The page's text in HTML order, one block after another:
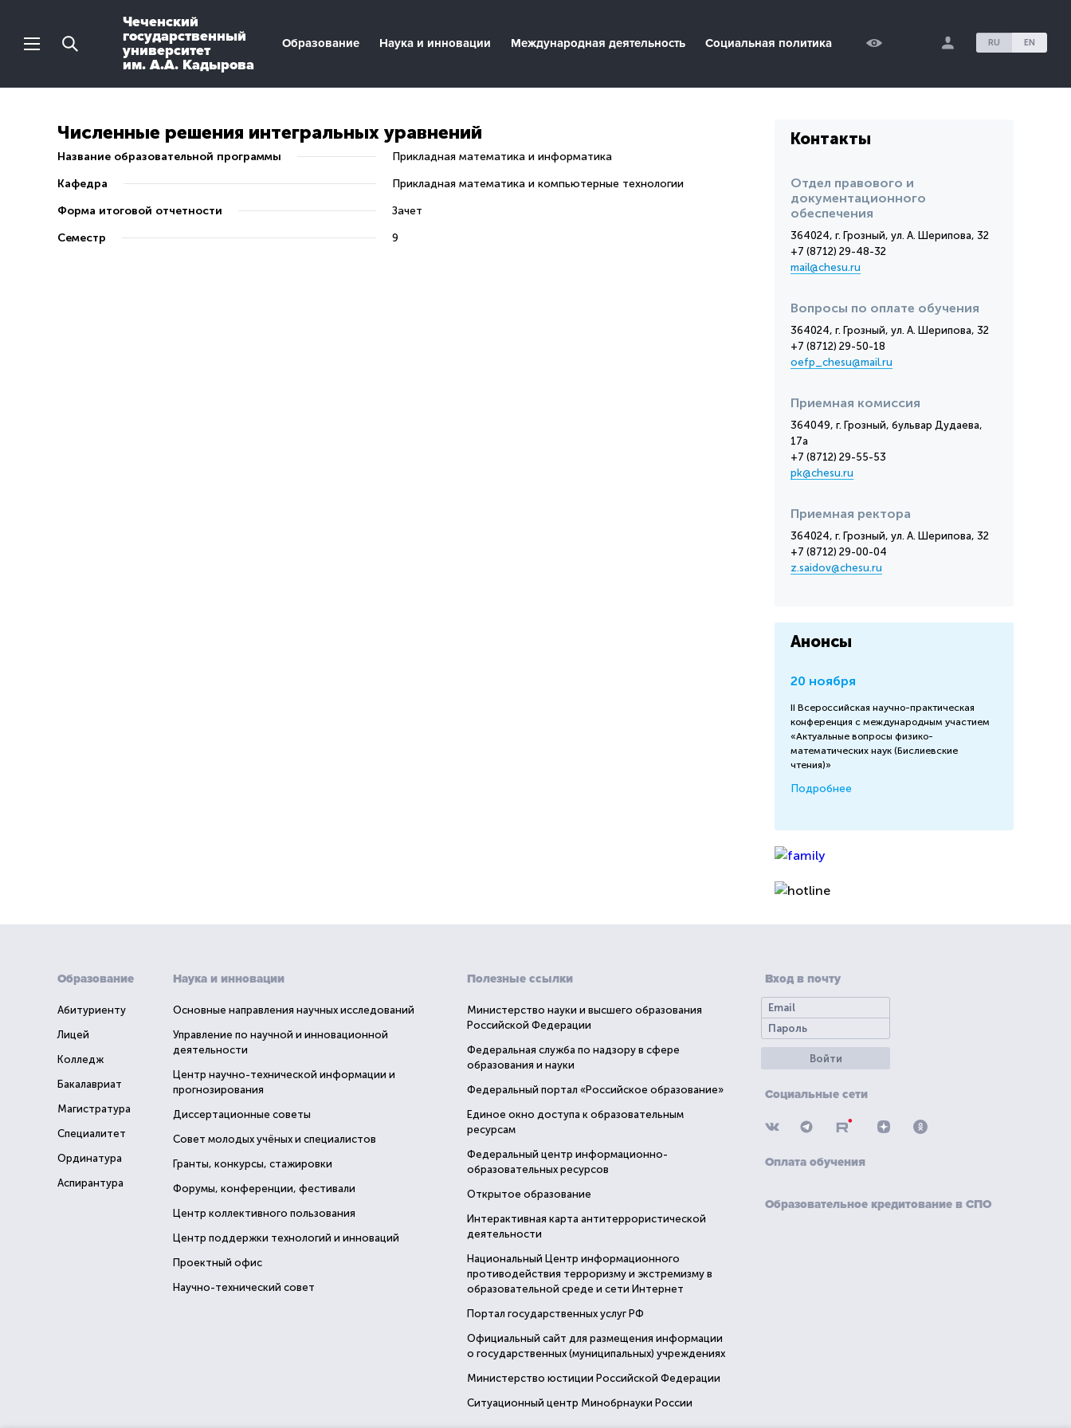
Чеченский
государственный
университет
им. А.А. Кадырова
Образование Наука и инновации Международная деятельность Социальная политика RU EN
Численные решения интегральных уравнений
Название образовательной программы
Прикладная математика и информатика
Кафедра
Прикладная математика и компьютерные технологии
Форма итоговой отчетности
Зачет
Семестр
9
Контакты
Отдел правового и
документационного
обеспечения
364024, г. Грозный, ул. А. Шерипова, 32
+7 (8712) 29-48-32
mail@chesu.ru
Вопросы по оплате обучения
364024, г. Грозный, ул. А. Шерипова, 32
+7 (8712) 29-50-18
oefp_chesu@mail.ru
Приемная комиссия
364049, г. Грозный, бульвар Дудаева,
17а
+7 (8712) 29-55-53
pk@chesu.ru
Приемная ректора
364024, г. Грозный, ул. А. Шерипова, 32
+7 (8712) 29-00-04
z.saidov@chesu.ru
Анонсы
20 ноября
II Всероссийская научно-практическая
конференция с международным участием
«Актуальные вопросы физико-
математических наук (Бислиевские
чтения)»
Подробнее
Образование
Абитуриенту
Лицей
Колледж
Бакалавриат
Магистратура
Специалитет
Ординатура
Аспирантура
Наука и инновации
Основные направления научных исследований
Управление по научной и инновационной
деятельности
Центр научно-технической информации и
прогнозирования
Диссертационные советы
Совет молодых учёных и специалистов
Гранты, конкурсы, стажировки
Форумы, конференции, фестивали
Центр коллективного пользования
Центр поддержки технологий и инноваций
Проектный офис
Научно-технический совет
Полезные ссылки
Министерство науки и высшего образования
Российской Федерации
Федеральная служба по надзору в сфере
образования и науки
Федеральный портал «Российское образование»
Единое окно доступа к образовательным
ресурсам
Федеральный центр информационно-
образовательных ресурсов
Открытое образование
Интерактивная карта антитеррористической
деятельности
Национальный Центр информационного
противодействия терроризму и экстремизму в
образовательной среде и сети Интернет
Портал государственных услуг РФ
Официальный сайт для размещения информации
о государственных (муниципальных) учреждениях
Министерство юстиции Российской Федерации
Ситуационный центр Минобрнауки России
Вход в почту
Войти
Социальные сети
Оплата обучения
Образовательное кредитование в СПО